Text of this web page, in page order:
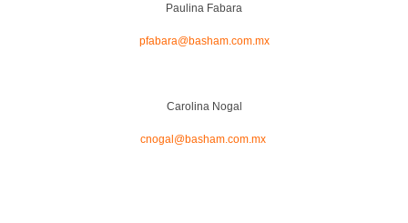
Paulina Fabara
pfabara@basham.com.mx
Carolina Nogal
cnogal@basham.com.mx